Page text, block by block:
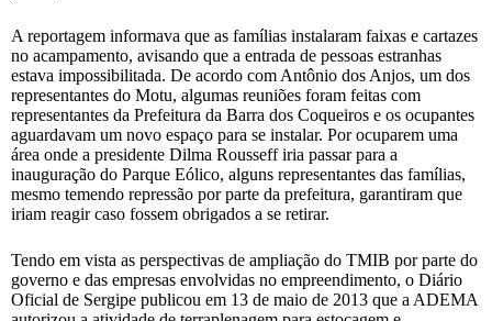
A reportagem informava que as famílias instalaram faixas e cartazes
no acampamento, avisando que a entrada de pessoas estranhas
estava impossibilitada. De acordo com Antônio dos Anjos, um dos
representantes do Motu, algumas reuniões foram feitas com
representantes da Prefeitura da Barra dos Coqueiros e os ocupantes
aguardavam um novo espaço para se instalar. Por ocuparem uma
área onde a presidente Dilma Rousseff iria passar para a
inauguração do Parque Eólico, alguns representantes das famílias,
mesmo temendo repressão por parte da prefeitura, garantiram que
iriam reagir caso fossem obrigados a se retirar.
Tendo em vista as perspectivas de ampliação do TMIB por parte do
governo e das empresas envolvidas no empreendimento, o Diário
Oficial de Sergipe publicou em 13 de maio de 2013 que a ADEMA